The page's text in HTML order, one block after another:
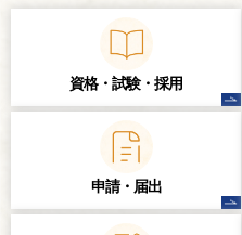
資格・試験・ 採用
申請・届出